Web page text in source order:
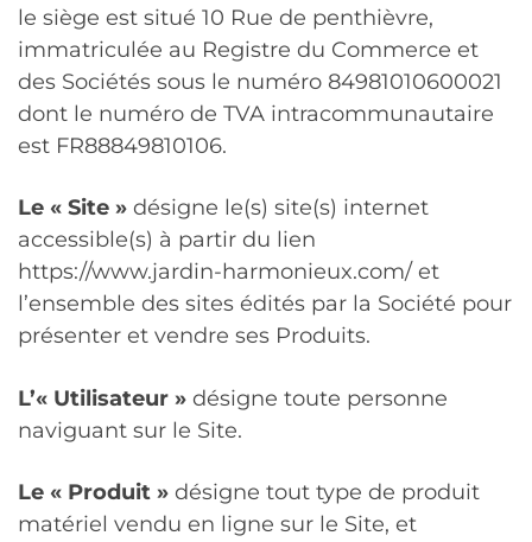
le siège est situé 10 Rue de penthièvre,
immatriculée au Registre du Commerce et
des Sociétés sous le numéro 84981010600021
dont le numéro de TVA intracommunautaire
est FR88849810106.
Le « Site » désigne le(s) site(s) internet
accessible(s) à partir du lien
https://www.jardin-harmonieux.com/ et
l’ensemble des sites édités par la Société pour
présenter et vendre ses Produits.
L’« Utilisateur » désigne toute personne
naviguant sur le Site.
Le « Produit » désigne tout type de produit
matériel vendu en ligne sur le Site, et